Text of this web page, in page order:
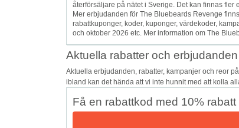
återförsäljare på nätet i Sverige. Det kan finnas
Mer erbjudanden för The Bluebeards Revenge
rabattkuponger, koder, kuponger, värdekoder,
och oktober 2026 etc. Mer information om The
Aktuella rabatter och
Aktuella erbjudanden, rabatter, kampanjer och reor
ibland kan det hända att vi inte hunnit med att kolla
Få en rabattkod med 10% rabatt